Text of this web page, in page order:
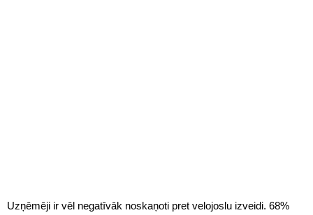
Uzņēmēji ir vēl negatīvāk noskaņoti pret velojoslu izveidi. 68%